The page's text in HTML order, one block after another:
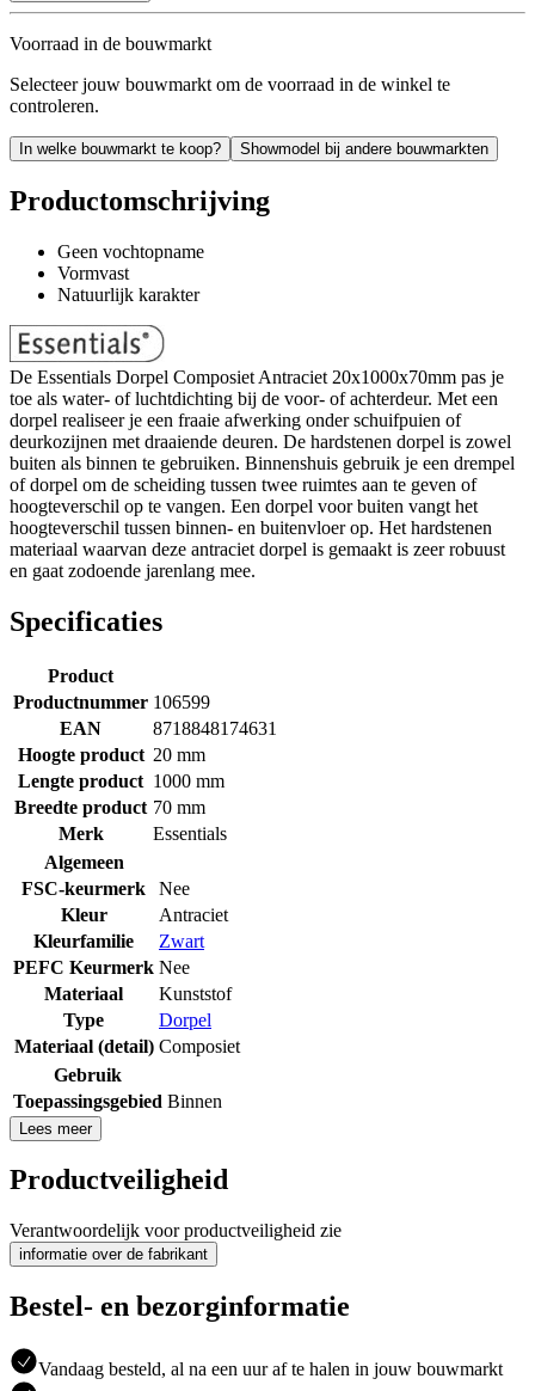
Voorraad in de bouwmarkt
Selecteer jouw bouwmarkt om de voorraad in de winkel te
controleren.
In welke bouwmarkt te koop? Showmodel bij andere bouwmarkten
Productomschrijving
Geen vochtopname
Vormvast
Natuurlijk karakter
De Essentials Dorpel Composiet Antraciet 20x1000x70mm pas je
toe als water- of luchtdichting bij de voor- of achterdeur. Met een
dorpel realiseer je een fraaie afwerking onder schuifpuien of
deurkozijnen met draaiende deuren. De hardstenen dorpel is zowel
buiten als binnen te gebruiken. Binnenshuis gebruik je een drempel
of dorpel om de scheiding tussen twee ruimtes aan te geven of
hoogteverschil op te vangen. Een dorpel voor buiten vangt het
hoogteverschil tussen binnen- en buitenvloer op. Het hardstenen
materiaal waarvan deze antraciet dorpel is gemaakt is zeer robuust
en gaat zodoende jarenlang mee.
Specificaties
Product
Productnummer 106599
EAN
8718848174631
Hoogte product 20 mm
Lengte product 1000 mm
Breedte product 70 mm
Merk
Essentials
Algemeen
FSC-keurmerk
Nee
Kleur
Antraciet
Kleurfamilie
Zwart
PEFC Keurmerk Nee
Materiaal
Kunststof
Type
Dorpel
Materiaal (detail) Composiet
Gebruik
Toepassingsgebied Binnen
Lees meer
Productveiligheid
Verantwoordelijk voor productveiligheid zie
informatie over de fabrikant
Bestel- en bezorginformatie
Vandaag besteld, al na een uur af te halen in jouw bouwmarkt